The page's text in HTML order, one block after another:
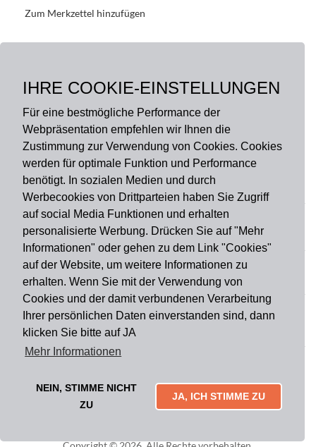
IHRE COOKIE-EINSTELLUNGEN
Für eine bestmögliche Performance der
Webpräsentation empfehlen wir Ihnen die
Zustimmung zur Verwendung von Cookies. Cookies
werden für optimale Funktion und Performance
benötigt. In sozialen Medien und durch
Werbecookies von Drittparteien haben Sie Zugriff
auf social Media Funktionen und erhalten
personalisierte Werbung. Drücken Sie auf "Mehr
Informationen" oder gehen zu dem Link "Cookies"
auf der Website, um weitere Informationen zu
erhalten. Wenn Sie mit der Verwendung von
Cookies und der damit verbundenen Verarbeitung
Ihrer persönlichen Daten einverstanden sind, dann
klicken Sie bitte auf JA
Mehr Informationen
NEIN, STIMME NICHT
ZU
JA, ICH STIMME ZU
Zum Merkzettel hinzufügen
BESCHREIBUNG
Zahlungsart
Versandart
Du findest uns auch auf
Informationen
Impressum Widerruf
Mytailor croodles